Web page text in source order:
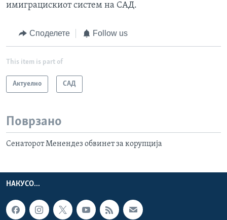
имиграцискиот систем на САД.
Споделете Follow us
This item is part of
Актуелно САД
Поврзано
Сенаторот Менендез обвинет за корупција
НАКУСО...